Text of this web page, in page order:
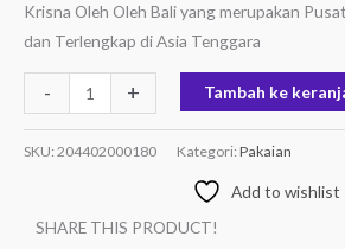
Krisna Oleh Oleh Bali yang merupakan
dan Terlengkap di Asia Tenggara
- + Tambah ke
SKU: 204402000180 Kategori: Pakaian
Add to wishlist
SHARE THIS PRODUCT!